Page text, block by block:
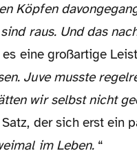
Köpfen
raus. Und das
eine großartige
Juve musste
wir selbst nicht
der sich erst ein
im Leben. “